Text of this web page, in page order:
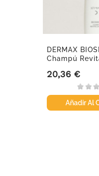
DERMAX
Champú
Precio
20,36 €
Añadir Al